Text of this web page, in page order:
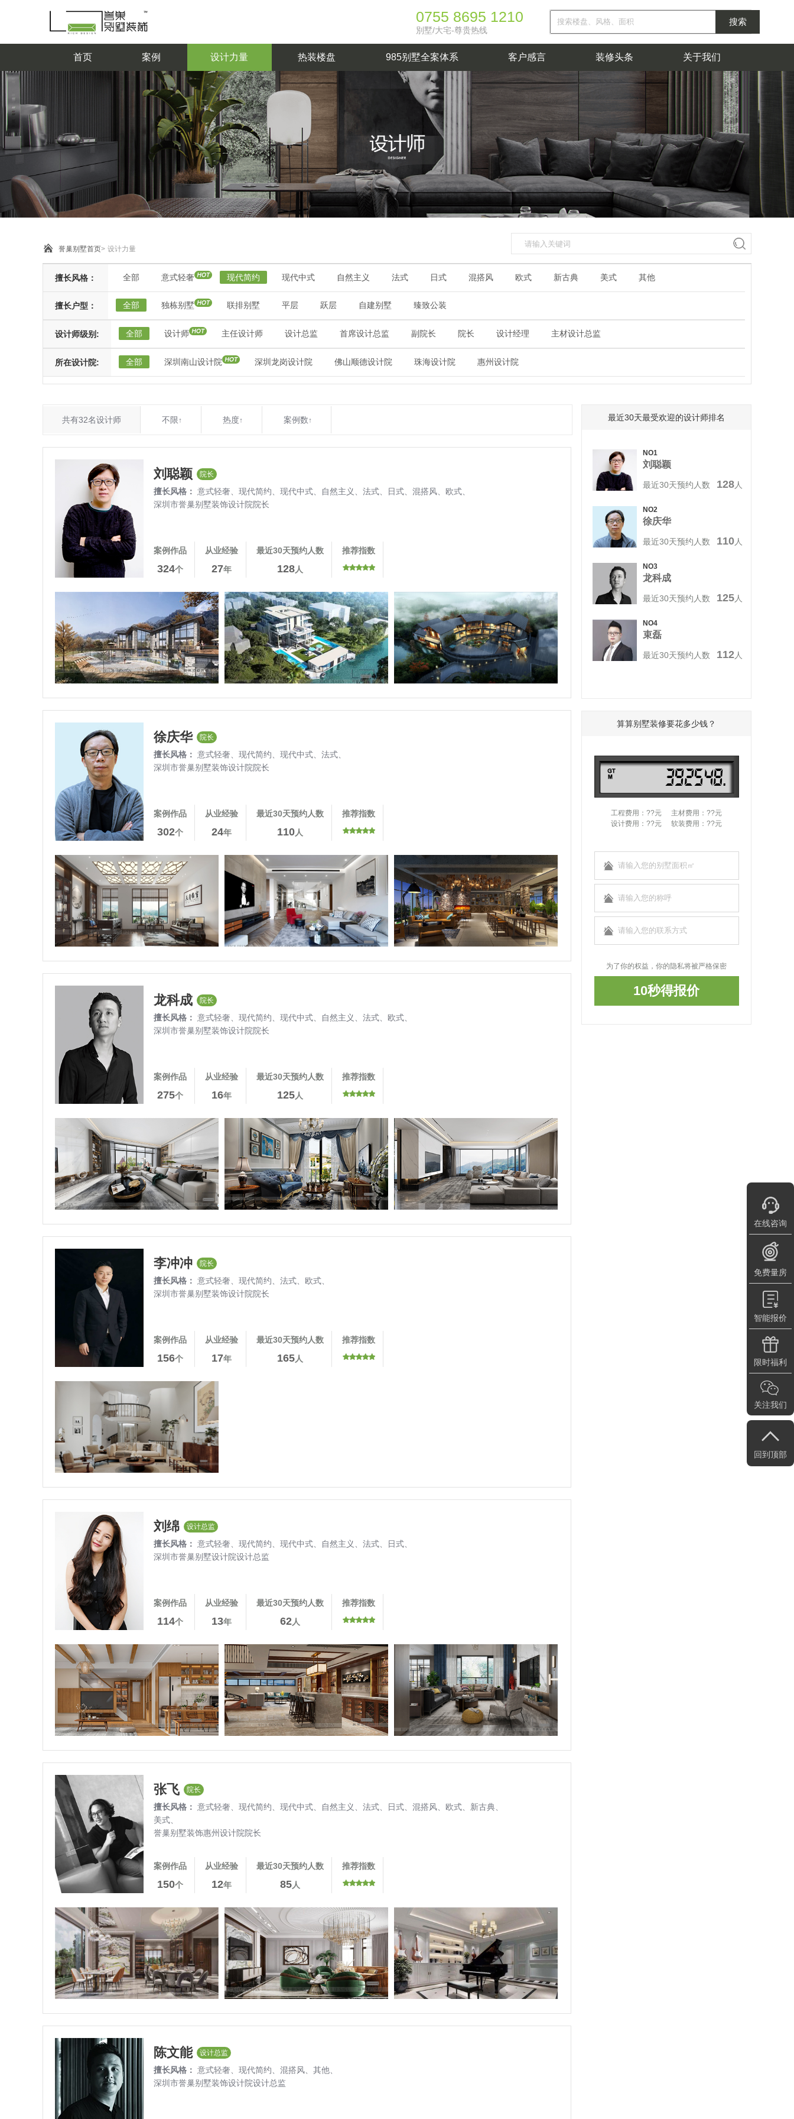
0755 8695 1210
別墅/大宅-尊贵热线
首页 案例
现代简约 现代中式 自然主义
法
按户型
独栋别墅 复式
自建别墅
臻致公装
按面积
150~300㎡ 300~500㎡ 500-1000㎡
1000
㎡以上
设计力量
主任设计师 设计总监
首席设计总
院长 ...
按擅长风格
意式轻奢 现代中式 自然主义
法
式
日式
按擅长户型
独栋别墅 联排别墅
自建别墅
臻致公装
热装楼盘
热装楼盘 在建工地
985别墅全案体系
985服务体系 材料体系 工艺体系
客户感言 装修头条 关于我们
品牌故事 装修故事
誉巢别墅首页> 设计力量
擅长风格： 全部 意式轻奢 现代简约 现代中式 自然主义 法式 日式 混搭风 欧式 新古典 美式 其他
擅长户型： 全部 独栋别墅 联排别墅 平层 跃层 自建别墅 臻致公装
设计师级别: 全部 设计师 主任设计师 设计总监 首席设计总监 副院长 院长 设计经理 主材设计总监
所在设计院: 全部 深圳南山设计院 深圳龙岗设计院 佛山顺德设计院 珠海设计院 惠州设计院
共有32名设计师 不限↑ 热度↑ 案例数↑
刘聪颖 院长
擅长风格： 意式轻奢、 现代简约、 现代中式、 自然主义、 法式、 日式、 混搭风、 欧式、
深圳市誉巢别墅装饰设计院院长
案例作品
324个
从业经验
27年
最近30天预约人数
128人
推荐指数
徐庆华 院长
擅长风格： 意式轻奢、 现代简约、 现代中式、 法式、
深圳市誉巢别墅装饰设计院院长
案例作品
302个
从业经验
24年
最近30天预约人数
110人
推荐指数
龙科成 院长
擅长风格： 意式轻奢、 现代简约、 现代中式、 自然主义、 法式、 欧式、
深圳市誉巢别墅装饰设计院院长
案例作品
275个
从业经验
16年
最近30天预约人数
125人
推荐指数
李冲冲 院长
擅长风格： 意式轻奢、 现代简约、 法式、 欧式、
深圳市誉巢别墅装饰设计院院长
案例作品
156个
从业经验
17年
最近30天预约人数
165人
推荐指数
刘绵 设计总监
擅长风格： 意式轻奢、 现代简约、 现代中式、 自然主义、 法式、
日式、
深圳市誉巢别墅设计院设计总监
案例作品
114个
从业经验
13年
最近30天预约人数
62人
推荐指数
张飞 院长
擅长风格： 意式轻奢、 现代简约、 现代中式、 自然主义、 法式、 日式、 混搭风、 欧式、 新古典、
美式、
誉巢别墅装饰惠州设计院院长
案例作品
150个
从业经验
12年
最近30天预约人数
85人
推荐指数
陈文能 设计总监
擅长风格： 意式轻奢、 现代简约、 混搭风、 其他、
深圳市誉巢别墅装饰设计院设计总监
最近30天最受欢迎的设计师排名
NO1
刘聪颖
最近30天预约人数 128人
NO2
徐庆华
最近30天预约人数 110人
NO3
龙科成
最近30天预约人数 125人
NO4
束磊
最近30天预约人数 112人
算算别墅装修要花多少钱？
工程费用：??元
主材费用：??元
设计费用：??元
软装费用：??元
为了你的权益，你的隐私将被严格保密
10秒得报价
在线咨询
免费量房
智能报价
限时福利
关注我们
回到顶部